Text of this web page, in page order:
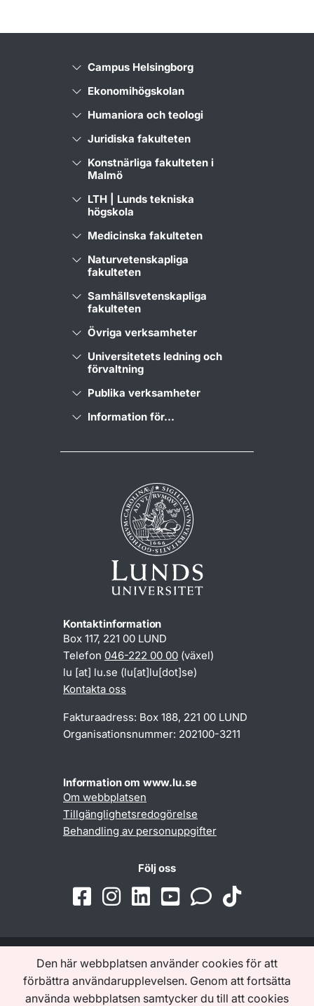
Den här webbplatsen använder cookies för att
förbättra användarupplevelsen. Genom att fortsätta
använda webbplatsen samtycker du till att cookies
Campus Helsingborg
Ekonomihögskolan
Humaniora och teologi
Juridiska fakulteten
Konstnärliga fakulteten i
Malmö
LTH | Lunds tekniska
högskola
Medicinska fakulteten
Naturvetenskapliga
fakulteten
Samhällsvetenskapliga
fakulteten
Övriga verksamheter
Universitetets ledning och
förvaltning
Publika verksamheter
Information för...
Kontaktinformation
Box 117, 221 00 LUND
Telefon 046-222 00 00 (växel)
lu [at] lu.se (lu[at]lu[dot]se)
Kontakta oss
Fakturaadress: Box 188, 221 00 LUND
Organisationsnummer: 202100-3211
Information om www.lu.se
Om webbplatsen
Tillgänglighetsredogörelse
Behandling av personuppgifter
Följ oss
Samarbeten och nätverk